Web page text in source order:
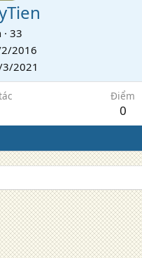
· 33
2016
2021
Điểm
0